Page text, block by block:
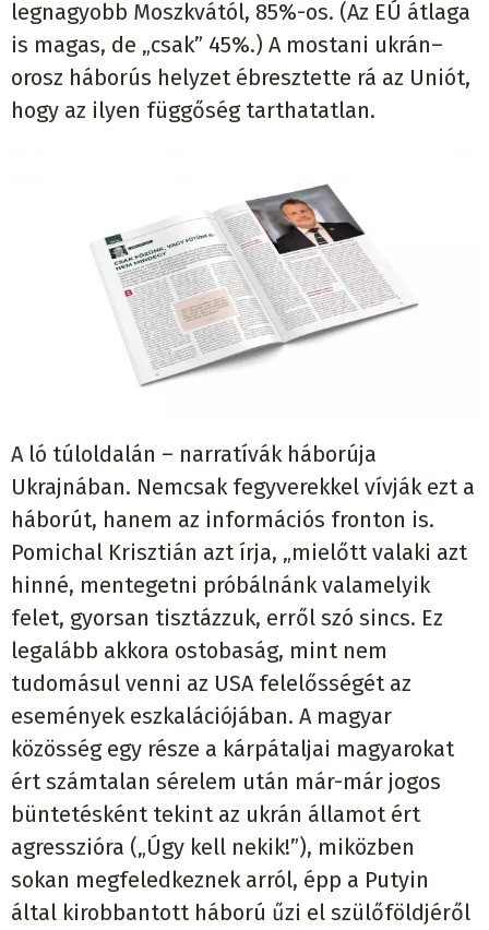
legnagyobb Moszkvától, 85%-os. (Az EÚ átlaga
is magas, de „csak” 45%.) A mostani ukrán–
orosz háborús helyzet ébresztette rá az Uniót,
hogy az ilyen függőség tarthatatlan.
A ló túloldalán – narratívák háborúja
Ukrajnában. Nemcsak fegyverekkel vívják ezt a
háborút, hanem az információs fronton is.
Pomichal Krisztián azt írja, „mielőtt valaki azt
hinné, mentegetni próbálnánk valamelyik
felet, gyorsan tisztázzuk, erről szó sincs. Ez
legalább akkora ostobaság, mint nem
tudomásul venni az USA felelősségét az
események eszkalációjában. A magyar
közösség egy része a kárpátaljai magyarokat
ért számtalan sérelem után már-már jogos
büntetésként tekint az ukrán államot ért
agresszióra („Úgy kell nekik!”), miközben
sokan megfeledkeznek arról, épp a Putyin
által kirobbantott háború űzi el szülőföldjéről